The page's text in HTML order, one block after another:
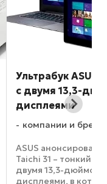
Ультрабук ASUS
с двумя 13,3-
дисплеями
компании и
ASUS анонсировала
Taichi 31 – тонкий
двумя 13,3-
дисплеями, в